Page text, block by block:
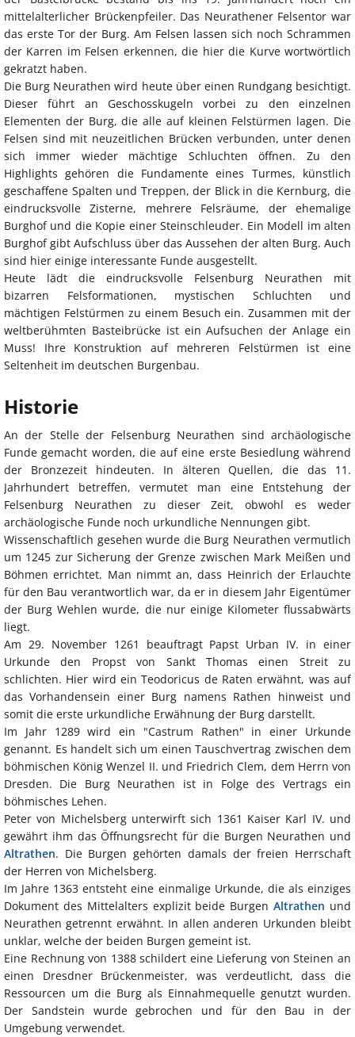
mittelalterlicher Brückenpfeiler. Das Neurathener Felsentor war
das erste Tor der Burg. Am Felsen lassen sich noch Schrammen
der Karren im Felsen erkennen, die hier die Kurve wortwörtlich
gekratzt haben.
Die Burg Neurathen wird heute über einen Rundgang besichtigt.
Dieser führt an Geschosskugeln vorbei zu den einzelnen
Elementen der Burg, die alle auf kleinen Felstürmen lagen. Die
Felsen sind mit neuzeitlichen Brücken verbunden, unter denen
sich immer wieder mächtige Schluchten öffnen. Zu den
Highlights gehören die Fundamente eines Turmes, künstlich
geschaffene Spalten und Treppen, der Blick in die Kernburg, die
eindrucksvolle Zisterne, mehrere Felsräume, der ehemalige
Burghof und die Kopie einer Steinschleuder. Ein Modell im alten
Burghof gibt Aufschluss über das Aussehen der alten Burg. Auch
sind hier einige interessante Funde ausgestellt.
Heute lädt die eindrucksvolle Felsenburg Neurathen mit
bizarren Felsformationen, mystischen Schluchten und
mächtigen Felstürmen zu einem Besuch ein. Zusammen mit der
weltberühmten Basteibrücke ist ein Aufsuchen der Anlage ein
Muss! Ihre Konstruktion auf mehreren Felstürmen ist eine
Seltenheit im deutschen Burgenbau.
Historie
An der Stelle der Felsenburg Neurathen sind archäologische
Funde gemacht worden, die auf eine erste Besiedlung während
der Bronzezeit hindeuten. In älteren Quellen, die das 11.
Jahrhundert betreffen, vermutet man eine Entstehung der
Felsenburg Neurathen zu dieser Zeit, obwohl es weder
archäologische Funde noch urkundliche Nennungen gibt.
Wissenschaftlich gesehen wurde die Burg Neurathen vermutlich
um 1245 zur Sicherung der Grenze zwischen Mark Meißen und
Böhmen errichtet. Man nimmt an, dass Heinrich der Erlauchte
für den Bau verantwortlich war, da er in diesem Jahr Eigentümer
der Burg Wehlen wurde, die nur einige Kilometer flussabwärts
liegt.
Am 29. November 1261 beauftragt Papst Urban IV. in einer
Urkunde den Propst von Sankt Thomas einen Streit zu
schlichten. Hier wird ein Teodoricus de Raten erwähnt, was auf
das Vorhandensein einer Burg namens Rathen hinweist und
somit die erste urkundliche Erwähnung der Burg darstellt.
Im Jahr 1289 wird ein "Castrum Rathen" in einer Urkunde
genannt. Es handelt sich um einen Tauschvertrag zwischen dem
böhmischen König Wenzel II. und Friedrich Clem, dem Herrn von
Dresden. Die Burg Neurathen ist in Folge des Vertrags ein
böhmisches Lehen.
Peter von Michelsberg unterwirft sich 1361 Kaiser Karl IV. und
gewährt ihm das Öffnungsrecht für die Burgen Neurathen und
Altrathen. Die Burgen gehörten damals der freien Herrschaft
der Herren von Michelsberg.
Im Jahre 1363 entsteht eine einmalige Urkunde, die als einziges
Dokument des Mittelalters explizit beide BurgenAltrathen und
Neurathen getrennt erwähnt. In allen anderen Urkunden bleibt
unklar, welche der beiden Burgen gemeint ist.
Eine Rechnung von 1388 schildert eine Lieferung von Steinen an
einen Dresdner Brückenmeister, was verdeutlicht, dass die
Ressourcen um die Burg als Einnahmequelle genutzt wurden.
Der Sandstein wurde gebrochen und für den Bau in der
Umgebung verwendet.